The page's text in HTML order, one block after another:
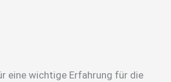
eine wichtige Erfahrung für die